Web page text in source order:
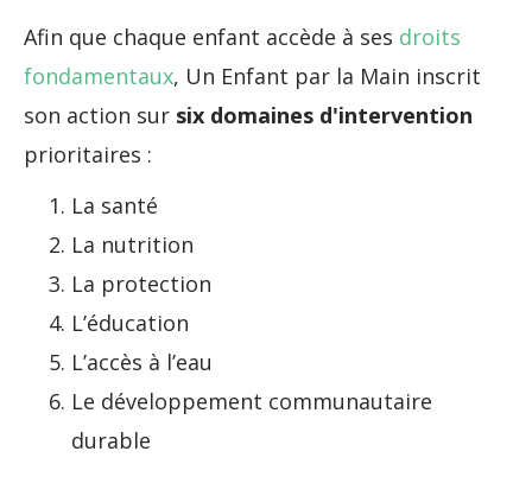
Afin que chaque enfant accède à ses droits
fondamentaux, Un Enfant par la Main inscrit
son action sur six domaines d'intervention
prioritaires :
La santé
La nutrition
La protection
L’éducation
L’accès à l’eau
Le développement communautaire
durable